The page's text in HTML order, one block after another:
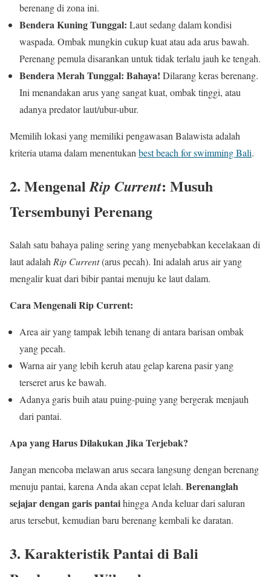
berenang di zona ini.
Bendera Kuning Tunggal: Laut sedang dalam kondisi
waspada. Ombak mungkin cukup kuat atau ada arus bawah.
Perenang pemula disarankan untuk tidak terlalu jauh ke tengah.
Bendera Merah Tunggal: Bahaya! Dilarang keras berenang.
Ini menandakan arus yang sangat kuat, ombak tinggi, atau
adanya predator laut/ubur-ubur.
Memilih lokasi yang memiliki pengawasan Balawista adalah
kriteria utama dalam menentukanbest beach for swimming Bali.
2. MengenalRip Current: Musuh
Tersembunyi Perenang
Salah satu bahaya paling sering yang menyebabkan kecelakaan di
laut adalah Rip Current(arus pecah). Ini adalah arus air yang
mengalir kuat dari bibir pantai menuju ke laut dalam.
Cara Mengenali Rip Current:
Area air yang tampak lebih tenang di antara barisan ombak
yang pecah.
Warna air yang lebih keruh atau gelap karena pasir yang
terseret arus ke bawah.
Adanya garis buih atau puing-puing yang bergerak menjauh
dari pantai.
Apa yang Harus Dilakukan Jika Terjebak?
Jangan mencoba melawan arus secara langsung dengan berenang
menuju pantai, karena Anda akan cepat lelah. Berenanglah
sejajar dengan garis pantaihingga Anda keluar dari saluran
arus tersebut, kemudian baru berenang kembali ke daratan.
3. Karakteristik Pantai di Bali